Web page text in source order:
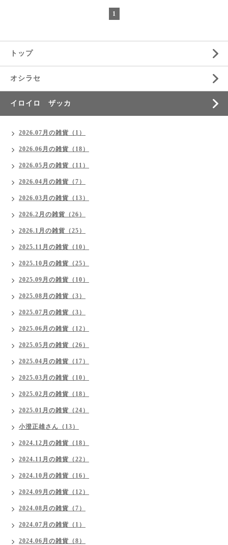
1
トップ
オシラセ
イロイロ ザッカ
2026.07月の雑貨（1）
2026.06月の雑貨（18）
2026.05月の雑貨（11）
2026.04月の雑貨（7）
2026.03月の雑貨（13）
2026.2月の雑貨（26）
2026.1月の雑貨（25）
2025.11月の雑貨（10）
2025.10月の雑貨（25）
2025.09月の雑貨（10）
2025.08月の雑貨（3）
2025.07月の雑貨（3）
2025.06月の雑貨（12）
2025.05月の雑貨（26）
2025.04月の雑貨（17）
2025.03月の雑貨（10）
2025.02月の雑貨（18）
2025.01月の雑貨（24）
小澄正雄さん（13）
2024.12月の雑貨（18）
2024.11月の雑貨（22）
2024.10月の雑貨（16）
2024.09月の雑貨（12）
2024.08月の雑貨（7）
2024.07月の雑貨（1）
2024.06月の雑貨（8）